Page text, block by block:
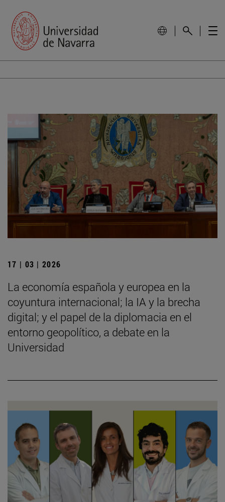
17 | 03 | 2026
La economía española y europea en la
coyuntura internacional; la IA y la brecha
digital; y el papel de la diplomacia en el
entorno geopolítico, a debate en la
Universidad